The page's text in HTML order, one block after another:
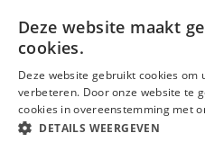
contact details
i
n
Deze website maakt
cookies.
Deze website gebruikt cookies
verbeteren. Door onze website te
cookies in overeenstemming met
DETAILS WEERGEVEN